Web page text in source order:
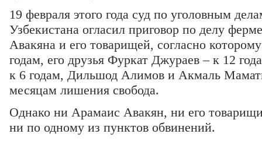
19 февраля этого года суд по уголовным
Узбекистана огласил приговор по делу
Авакяна и его товарищей, согласно
годам, его друзья Фуркат Джураев – к 12
к 6 годам, Дильшод Алимов и Акмаль
месяцам лишения свобода.
Однако ни Арамаис Авакян, ни его
ни по одному из пунктов обвинений.